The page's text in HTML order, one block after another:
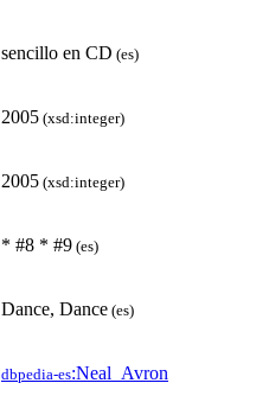
sencillo en CD (es)
2005 (xsd:integer)
2005 (xsd:integer)
* #8 * #9 (es)
Dance, Dance (es)
dbpedia-es:Neal_Avron